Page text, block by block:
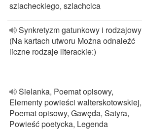
szlacheckiego, szlachcica
Synkretyzm gatunkowy i rodzajowy
(Na kartach utworu Można odnaleźć
liczne rodzaje literackie:)
Sielanka, Poemat opisowy,
Elementy powieści walterskotowskiej,
Poemat opisowy, Gawęda, Satyra,
Powieść poetycka, Legenda